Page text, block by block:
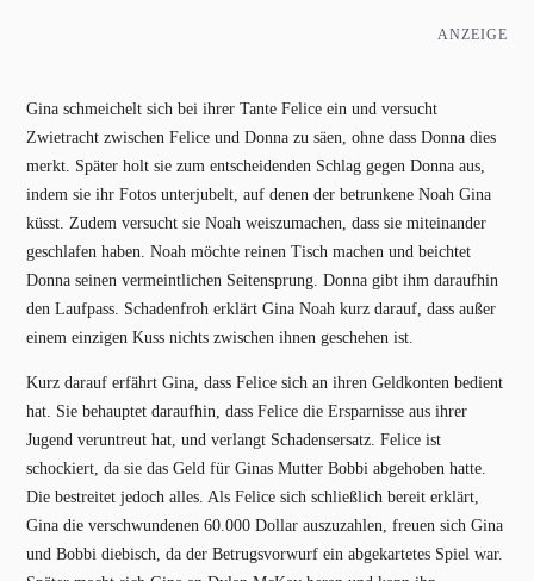
ANZEIGE
Gina schmeichelt sich bei ihrer Tante Felice ein und versucht
Zwietracht zwischen Felice und Donna zu säen, ohne dass Donna dies
merkt. Später holt sie zum entscheidenden Schlag gegen Donna aus,
indem sie ihr Fotos unterjubelt, auf denen der betrunkene Noah Gina
küsst. Zudem versucht sie Noah weiszumachen, dass sie miteinander
geschlafen haben. Noah möchte reinen Tisch machen und beichtet
Donna seinen vermeintlichen Seitensprung. Donna gibt ihm daraufhin
den Laufpass. Schadenfroh erklärt Gina Noah kurz darauf, dass außer
einem einzigen Kuss nichts zwischen ihnen geschehen ist.
Kurz darauf erfährt Gina, dass Felice sich an ihren Geldkonten bedient
hat. Sie behauptet daraufhin, dass Felice die Ersparnisse aus ihrer
Jugend veruntreut hat, und verlangt Schadensersatz. Felice ist
schockiert, da sie das Geld für Ginas Mutter Bobbi abgehoben hatte.
Die bestreitet jedoch alles. Als Felice sich schließlich bereit erklärt,
Gina die verschwundenen 60.000 Dollar auszuzahlen, freuen sich Gina
und Bobbi diebisch, da der Betrugsvorwurf ein abgekartetes Spiel war.